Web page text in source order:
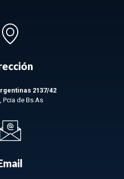
2137/42
Pcia de Bs.As